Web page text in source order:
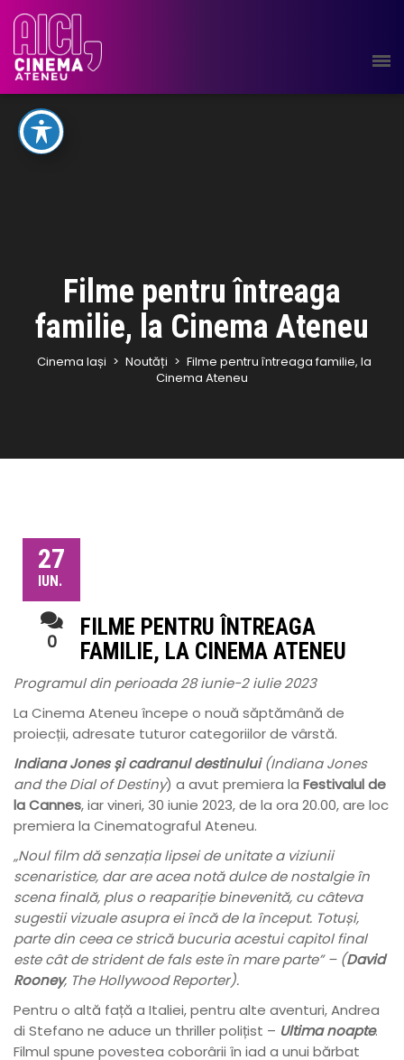
Filme pentru întreaga
familie, la Cinema Ateneu
Cinema Iași > Noutăți > Filme pentru întreaga familie, la
Cinema Ateneu
27
IUN.
0
FILME PENTRU ÎNTREAGA
FAMILIE, LA CINEMA ATENEU
Programul din perioada 28 iunie-2 iulie 2023
La Cinema Ateneu începe o nouă săptămână de
proiecții, adresate tuturor categoriilor de vârstă.
Indiana Jones și cadranul destinului (Indiana Jones
and the Dial of Destiny) a avut premiera la Festivalul de
la Cannes, iar vineri, 30 iunie 2023, de la ora 20.00, are loc
premiera la Cinematograful Ateneu.
„Noulfilmdă senzația lipsei de unitate a viziunii
scenaristice, dar are acea notă dulce de nostalgie în
scena finală, plus o reapariție binevenită, cu câteva
sugestii vizuale asupra ei încă de la început. Totuși,
parte din ceea ce strică bucuria acestui capitol final
este cât de strident de fals este în mare parte” – (David
Rooney, The Hollywood Reporter).
Pentru o altă față a Italiei, pentru alte aventuri, Andrea
di Stefano ne aduce un thriller polițist – Ultima noapte.
Filmul spune povestea coborârii în iad a unui bărbat